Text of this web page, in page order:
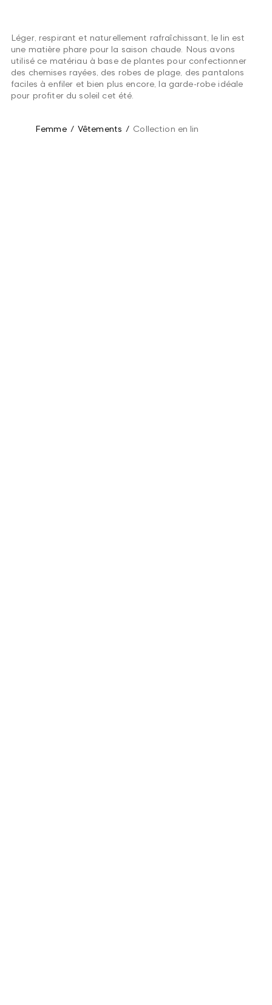
Léger, respirant et naturellement rafraîchissant, le lin est
une matière phare pour la saison chaude. Nous avons
utilisé ce matériau à base de plantes pour confectionner
des chemises rayées, des robes de plage, des pantalons
faciles à enfiler et bien plus encore, la garde-robe idéale
pour profiter du soleil cet été.
Femme / Vêtements / Collection en lin